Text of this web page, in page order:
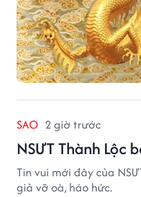
SAO 2 giờ trước
NSƯT Thành Lộc
Tin vui mới đây của
giả vỡ oà, háo hức.